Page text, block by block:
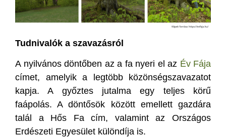
Tudnivalók a szavazásról
A nyilvános döntőben az a fa nyeri el az Év Fája
címet, amelyik a legtöbb közönségszavazatot
kapja. A győztes jutalma egy teljes körű
faápolás. A döntősök között emellett gazdára
talál a Hős Fa cím, valamint az Országos
Erdészeti Egyesület különdíja is.